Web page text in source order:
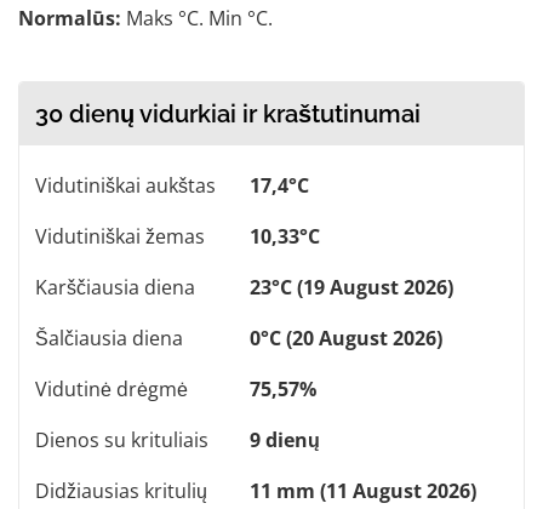
Normalūs: Maks °C. Min °C.
30 dienų vidurkiai ir kraštutinumai
Vidutiniškai aukštas
17,4°C
Vidutiniškai žemas
10,33°C
Karščiausia diena
23°C (19 August 2026)
Šalčiausia diena
0°C (20 August 2026)
Vidutinė drėgmė
75,57%
Dienos su krituliais
9 dienų
Didžiausias kritulių
11 mm (11 August 2026)